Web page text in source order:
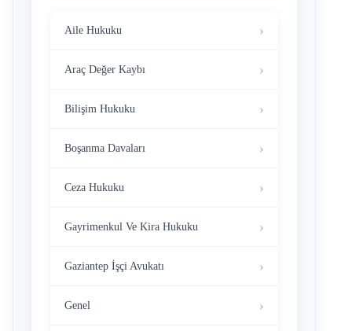
Aile Hukuku
Araç Değer Kaybı
Bilişim Hukuku
Boşanma Davaları
Ceza Hukuku
Gayrimenkul Ve Kira Hukuku
Gaziantep İşçi Avukatı
Genel